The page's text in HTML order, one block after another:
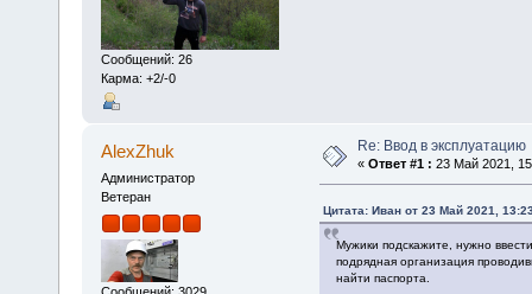
Сообщений: 26
Карма: +2/-0
AlexZhuk
Администратор
Ветеран
Re: Ввод в эксплуатацию
« Ответ #1 : 23 Май 2021,
Цитата: Иван от 23 Май 2021,
Мужики подскажите, нужно
подрядная организация
найти паспорта.